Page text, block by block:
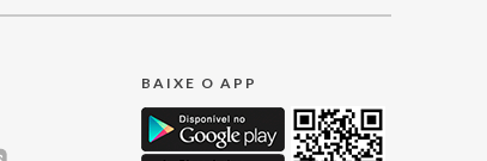
BAIXE O APP